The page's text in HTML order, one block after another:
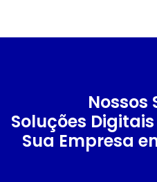
Nossos
Soluções
Sua Empresa